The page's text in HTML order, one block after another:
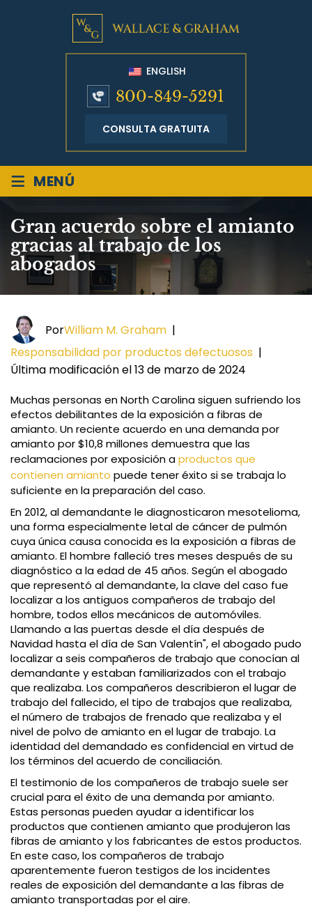
ENGLISH
800-849-5291
CONSULTA GRATUITA
≡ MENÚ
Gran acuerdo sobre el amianto
gracias al trabajo de los
abogados
PorWilliam M. Graham |
Responsabilidad por productos defectuosos |
Última modificación el 13 de marzo de 2024
Muchas personas en North Carolina siguen sufriendo los
efectos debilitantes de la exposición a fibras de
amianto. Un reciente acuerdo en una demanda por
amianto por $10,8 millones demuestra que las
reclamaciones por exposición aproductos que
contienen amianto puede tener éxito si se trabaja lo
suficiente en la preparación del caso.
En 2012, al demandante le diagnosticaron mesotelioma,
una forma especialmente letal de cáncer de pulmón
cuya única causa conocida es la exposición a fibras de
amianto. El hombre falleció tres meses después de su
diagnóstico a la edad de 45 años. Según el abogado
que representó al demandante, la clave del caso fue
localizar a los antiguos compañeros de trabajo del
hombre, todos ellos mecánicos de automóviles.
Llamando a las puertas desde el día después de
Navidad hasta el día de San Valentín", el abogado pudo
localizar a seis compañeros de trabajo que conocían al
demandante y estaban familiarizados con el trabajo
que realizaba. Los compañeros describieron el lugar de
trabajo del fallecido, el tipo de trabajos que realizaba,
el número de trabajos de frenado que realizaba y el
nivel de polvo de amianto en el lugar de trabajo. La
identidad del demandado es confidencial en virtud de
los términos del acuerdo de conciliación.
El testimonio de los compañeros de trabajo suele ser
crucial para el éxito de una demanda por amianto.
Estas personas pueden ayudar a identificar los
productos que contienen amianto que produjeron las
fibras de amianto y los fabricantes de estos productos.
En este caso, los compañeros de trabajo
aparentemente fueron testigos de los incidentes
reales de exposición del demandante a las fibras de
amianto transportadas por el aire.